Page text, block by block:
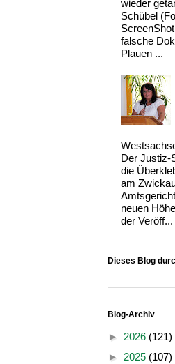
wieder
Schübel
falsche
Plauen ...
Der Justiz-
die
am
neuen
der Veröff...
Dieses Blog
Blog-Archiv
► 2026 (121)
► 2025 (107)